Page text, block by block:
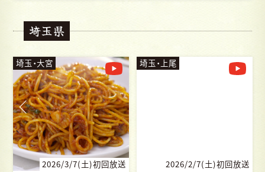
埼玉県
埼玉・大宮
2026/3/7(土)初回放送
埼玉・上尾
2026/2/7(土)初回放送